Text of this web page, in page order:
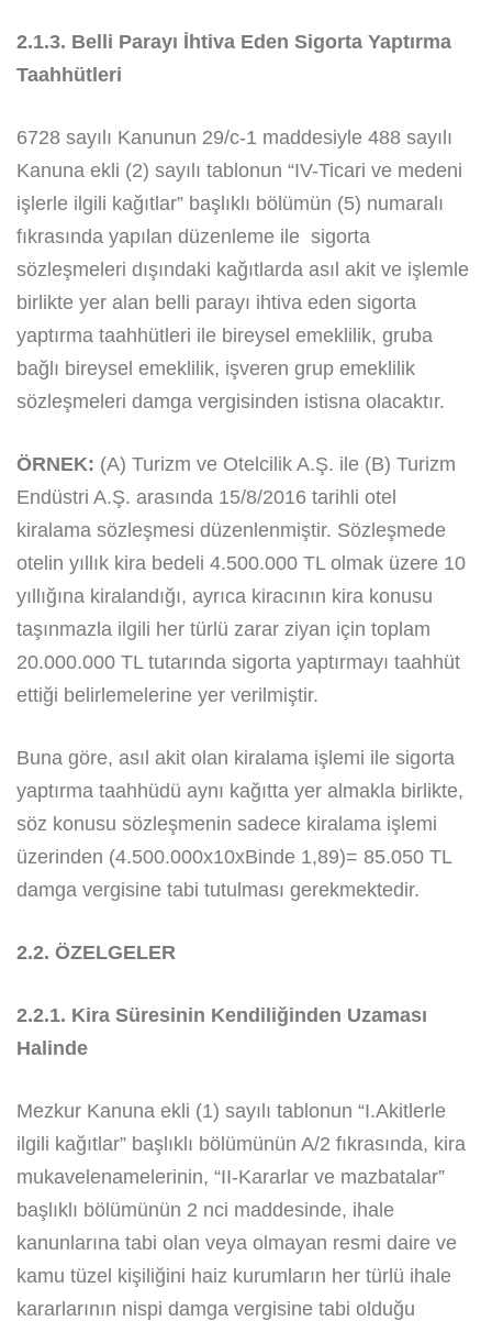
2.1.3. Belli Parayı İhtiva Eden Sigorta Yaptırma
Taahhütleri
6728 sayılı Kanunun 29/c-1 maddesiyle 488 sayılı
Kanuna ekli (2) sayılı tablonun “IV-Ticari ve medeni
işlerle ilgili kağıtlar” başlıklı bölümün (5) numaralı
fıkrasında yapılan düzenleme ile sigorta
sözleşmeleri dışındaki kağıtlarda asıl akit ve işlemle
birlikte yer alan belli parayı ihtiva eden sigorta
yaptırma taahhütleri ile bireysel emeklilik, gruba
bağlı bireysel emeklilik, işveren grup emeklilik
sözleşmeleri damga vergisinden istisna olacaktır.
ÖRNEK: (A) Turizm ve Otelcilik A.Ş. ile (B) Turizm
Endüstri A.Ş. arasında 15/8/2016 tarihli otel
kiralama sözleşmesi düzenlenmiştir. Sözleşmede
otelin yıllık kira bedeli 4.500.000 TL olmak üzere 10
yıllığına kiralandığı, ayrıca kiracının kira konusu
taşınmazla ilgili her türlü zarar ziyan için toplam
20.000.000 TL tutarında sigorta yaptırmayı taahhüt
ettiği belirlemelerine yer verilmiştir.
Buna göre, asıl akit olan kiralama işlemi ile sigorta
yaptırma taahhüdü aynı kağıtta yer almakla birlikte,
söz konusu sözleşmenin sadece kiralama işlemi
üzerinden (4.500.000x10xBinde 1,89)= 85.050 TL
damga vergisine tabi tutulması gerekmektedir.
2.2. ÖZELGELER
2.2.1. Kira Süresinin Kendiliğinden Uzaması
Halinde
Mezkur Kanuna ekli (1) sayılı tablonun “I.Akitlerle
ilgili kağıtlar” başlıklı bölümünün A/2 fıkrasında, kira
mukavelenamelerinin, “II-Kararlar ve mazbatalar”
başlıklı bölümünün 2 nci maddesinde, ihale
kanunlarına tabi olan veya olmayan resmi daire ve
kamu tüzel kişiliğini haiz kurumların her türlü ihale
kararlarının nispi damga vergisine tabi olduğu